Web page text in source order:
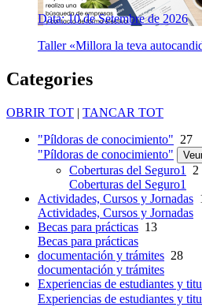
Data: 10 de Setembre de 2026
Taller «Millora la teva
Categories
OBRIR TOT | TANCAR TOT
"Píldoras de conocimiento" 27
"Píldoras de conocimiento"
Coberturas del Seguro1
2
Coberturas del Seguro1
Actividades, Cursos y Jornadas
Actividades, Cursos y Jornadas
Becas para prácticas 13
Becas para prácticas
documentación y trámites 28
documentación y trámites
Experiencias de estudiantes y
Experiencias de estudiantes y